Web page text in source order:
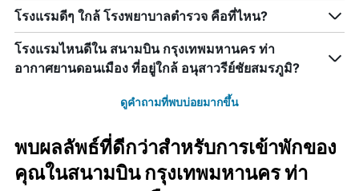
โรงแรมดีๆ ใกล้ โรงพยาบาลตำรวจ คือที่ไหน?
โรงแรมไหนดีใน สนามบิน กรุงเทพมหานคร ท่า
อากาศยานดอนเมือง ที่อยู่ใกล้ อนุสาวรีย์ชัยสมรภูมิ?
ดูคำถามที่พบบ่อยมากขึ้น
พบผลลัพธ์ที่ดีกว่าสำหรับการเข้าพักของ
คุณในสนามบิน กรุงเทพมหานคร ท่า